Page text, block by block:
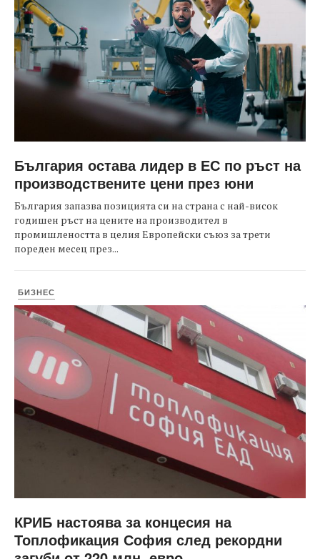
България остава лидер в ЕС по ръст на
производствените цени през юни
България запазва позицията си на страна с най-висок
годишен ръст на цените на производител в
промишлеността в целия Европейски съюз за трети
пореден месец през...
БИЗНЕС
КРИБ настоява за концесия на
Топлофикация София след рекордни